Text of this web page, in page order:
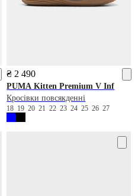
₴ 2 490
PUMA Kitten Premium V Inf
Кросівки повсякденні
18 192021222324252627